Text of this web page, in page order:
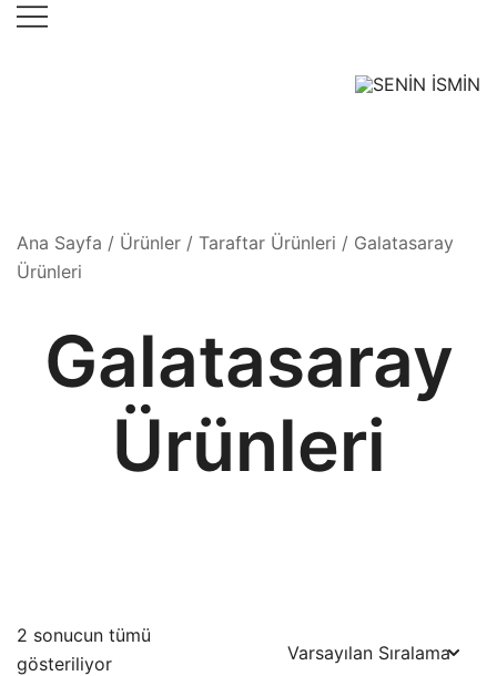
Skip
derece
her türlü
Ana Sayfa / Ürünler / Taraftar Ürünleri / Galatasaray
Ürünleri
Galatasaray
Ürünleri
2 sonucun tümü
gösteriliyor